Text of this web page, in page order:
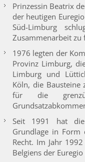
Prinzessin Beatrix
der heutigen
Süd-Limburg
Zusammenarbeit zu
1976 legten der
Provinz Limburg,
Limburg und
Köln, die Bausteine
für die
Seit 1991 hat die
Grundlage in Form
Recht. Im Jahr
Belgiens der